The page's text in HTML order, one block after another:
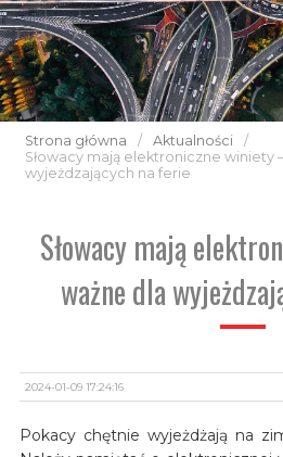
Strona główna / Aktualności
/
Słowacy mają elektroniczne winiety
wyjeżdzających na ferie
Słowacy mają
ważne dla
2024-01-09 17:24:16
Pokacy chętnie wyjeżdżają na